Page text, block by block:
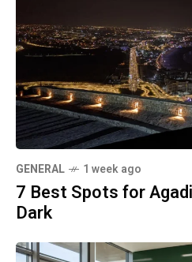
GENERAL 1 week ago
7 Best Spots for
Dark